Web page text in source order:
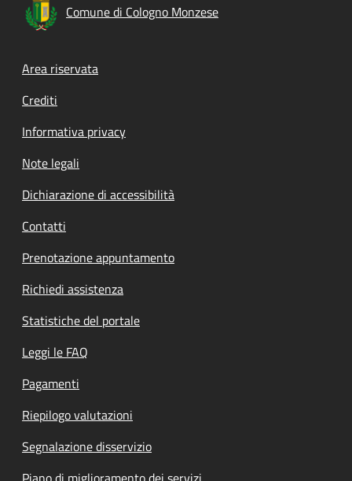
Comune di Cologno Monzese
Footer menu
Area riservata
Crediti
Informativa privacy
Note legali
Dichiarazione di accessibilità
Contatti
Prenotazione appuntamento
Richiedi assistenza
Statistiche del portale
Leggi le FAQ
Pagamenti
Riepilogo valutazioni
Segnalazione disservizio